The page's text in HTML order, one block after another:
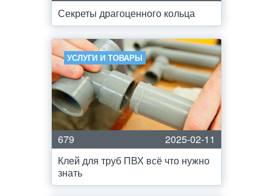
Секреты драгоценного кольца
УСЛУГИ И ТОВАРЫ
679
2025-02-11
Клей для труб ПВХ всё что нужно
знать